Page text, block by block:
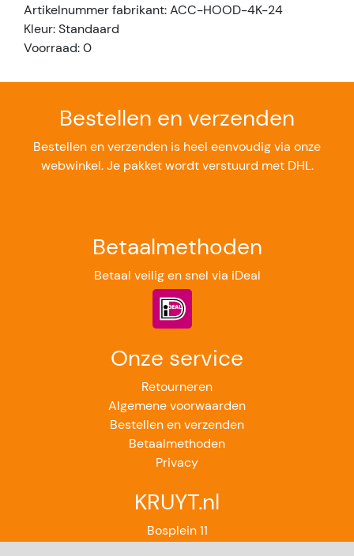
Artikelnummer fabrikant: ACC-HOOD-4K-24
Kleur: Standaard
Voorraad: 0
Bestellen en verzenden
Bestellen en verzenden is heel eenvoudig via onze
webwinkel. Je pakket wordt verstuurd met DHL.
Betaalmethoden
Betaal veilig en snel via iDeal
Onze service
Retourneren
Algemene voorwaarden
Bestellen en verzenden
Betaalmethoden
Privacy
KRUYT.nl
Bosplein 11